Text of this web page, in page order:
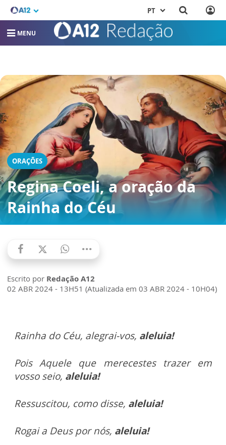
PT
MENU
ORAÇÕES
Regina Coeli, a oração da
Rainha do Céu
Escrito por Redação A12
02 ABR 2024 - 13H51 (Atualizada em 03 ABR 2024 - 10H04)
Rainha do Céu, alegrai-vos, aleluia!
Pois Aquele que merecestes trazer em
vosso seio, aleluia!
Ressuscitou, como disse, aleluia!
Rogai a Deus por nós, aleluia!